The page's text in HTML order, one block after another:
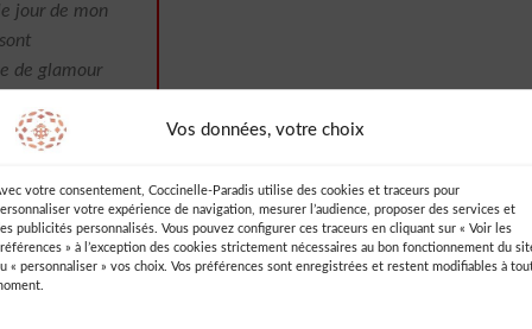
Vos données, votre choix
votre consentement, Coccinelle-Paradis utilise des cookies et traceurs pour
votre expérience de navigation, mesurer l’audience, proposer des services et
publicités personnalisés. Vous pouvez configurer ces traceurs en cliquant sur « Voir les
» à l’exception des cookies strictement nécessaires au bon fonctionnement du
« personnaliser » vos choix. Vos préférences sont enregistrées et restent modifiables à
jour de mon
de glamour
à
unique et
bustier